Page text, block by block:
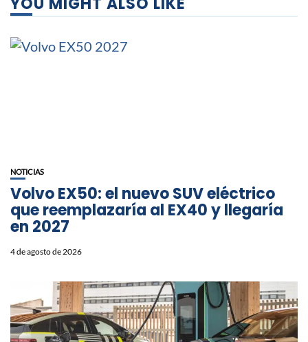
NOTICIAS
Volvo EX50: el nuevo SUV eléctrico
que reemplazaría al EX40 y llegaría
en 2027
4 de agosto de 2026